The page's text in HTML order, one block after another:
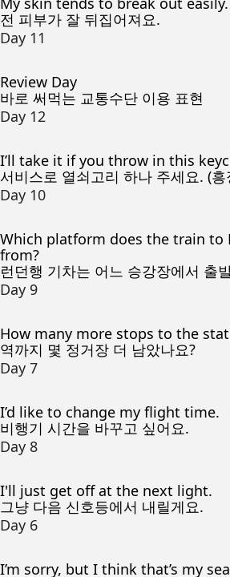
전 피부가 잘 뒤집어져요.
Day 11
Review Day
바로 써먹는 교통수단 이용 표현
Day 12
I’ll take it if you throw in this
서비스로 열쇠고리 하나 주세요. (흥
Day 10
Which platform does the train to
from?
런던행 기차는 어느 승강장에서 출
Day 9
How many more stops to the
역까지 몇 정거장 더 남았나요?
Day 7
I’d like to change my flight time.
비행기 시간을 바꾸고 싶어요.
Day 8
I'll just get off at the next light.
그냥 다음 신호등에서 내릴게요.
Day 6
I’m sorry, but I think that’s my